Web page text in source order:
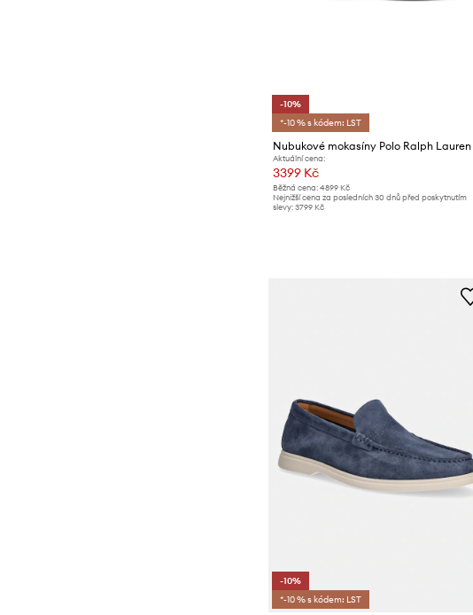
-10%
*-10 % s kódem: LST
Aktuální cena:
3399 Kč
Běžná cena: 4899 Kč
Nejnižší cena za posledních 30 dnů před poskytnutím
slevy: 3799 Kč
-10%
*-10 % s kódem: LST